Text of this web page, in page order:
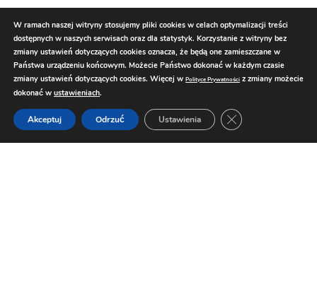
W ramach naszej witryny stosujemy pliki cookies w celach optymalizacji treści
dostępnych w naszych serwisach oraz dla statystyk. Korzystanie z witryny bez
zmiany ustawień dotyczących cookies oznacza, że będą one zamieszczane w
Państwa urządzeniu końcowym. Możecie Państwo dokonać w każdym czasie
zmiany ustawień dotyczących cookies. Więcej w Polityce Prywatności z zmiany możecie
dokonać w ustawieniach.
Akceptuj Odrzuć Ustawienia Zamknij panel